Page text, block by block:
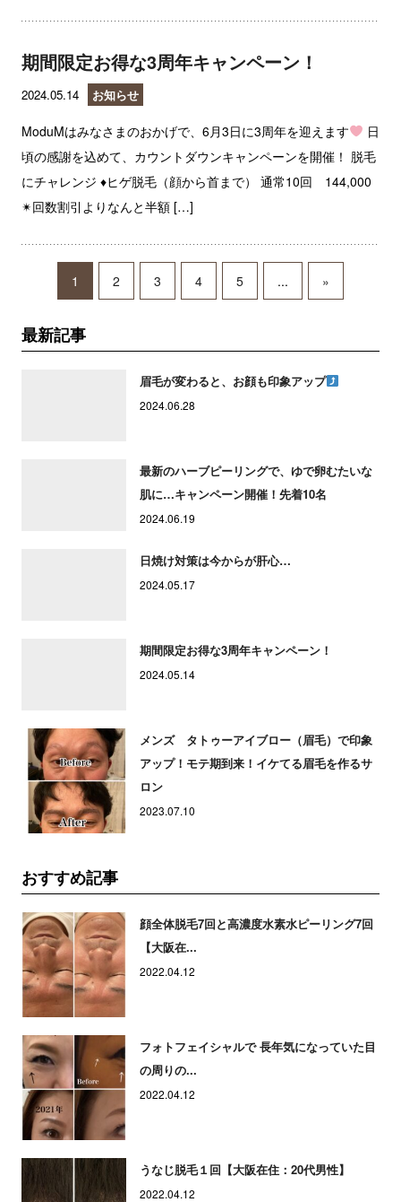
期間限定お得な3周年キャンペーン！
2024.05.14 お知らせ
ModuMはみなさまのおかげで、6月3日に3周年を迎えます
日
頃の感謝を込めて、カウントダウンキャンペーンを開催！ 脱毛
にチャレンジ ♦︎ヒゲ脱毛（顔から首まで） 通常10回 144,000
✴︎回数割引よりなんと半額 […]
1 2 3 4 5 ... »
最新記事
眉毛が変わると、お顔も印象アップ
2024.06.28
最新のハーブピーリングで、ゆで卵むたいな
肌に…キャンペーン開催！先着10名
2024.06.19
日焼け対策は今からが肝心…
2024.05.17
期間限定お得な3周年キャンペーン！
2024.05.14
メンズ タトゥーアイブロー（眉毛）で印象
アップ！モテ期到来！イケてる眉毛を作るサ
ロン
2023.07.10
おすすめ記事
顔全体脱毛7回と高濃度水素水ピーリング7回
【大阪在...
2022.04.12
フォトフェイシャルで 長年気になっていた目
の周りの...
2022.04.12
うなじ脱毛１回【大阪在住：20代男性】
2022.04.12